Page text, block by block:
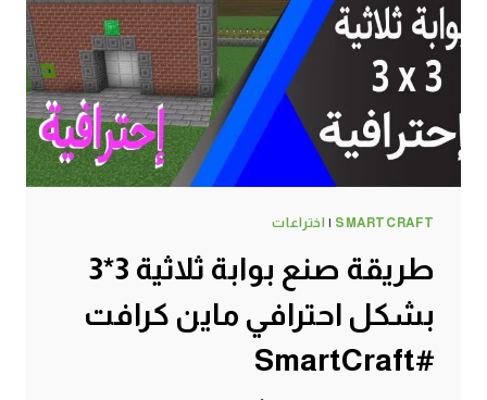
#SMARTCRAFT
SMARTCRAFT
| اختراعات
طريقة صنع بوابة ثلاثية 3*3
بشكل احترافي ماين كرافت
#SmartCraft